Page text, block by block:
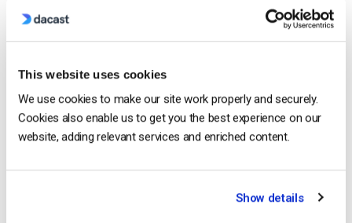
This website uses cookies
We use cookies to make our site work properly and securely.
Cookies also enable us to get you the best experience on our
website, adding relevant services and enriched content.
Show details
(nuove)”, quindi fare clic su “Nuova destinazione”.